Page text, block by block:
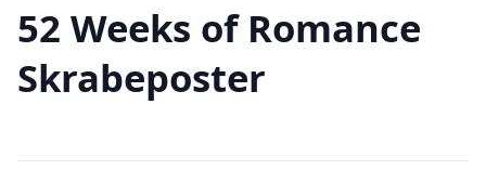
52 Weeks of Romance
Skrabeposter